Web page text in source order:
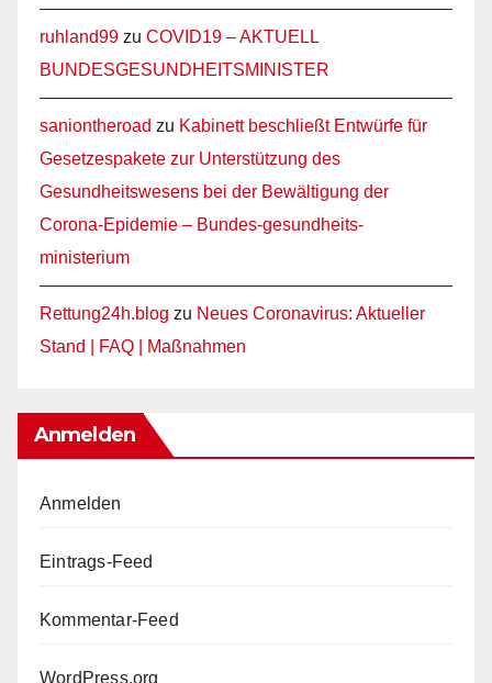
ruhland99 zu COVID19 – AKTUELL
BUNDESGESUNDHEITSMINISTER
saniontheroad zu Kabinett beschließt Entwürfe für
Gesetzespakete zur Unterstützung des
Gesundheitswesens bei der Bewältigung der
Corona-Epidemie – Bundes-gesundheits-
ministerium
Rettung24h.blog zu Neues Coronavirus: Aktueller
Stand | FAQ | Maßnahmen
Anmelden
Anmelden
Eintrags-Feed
Kommentar-Feed
WordPress.org